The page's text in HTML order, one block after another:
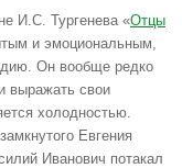
И.С. Тургенева «Отцы
и эмоциональным,
Он вообще редко
выражать свои
холодностью.
Евгения
Иванович потакал